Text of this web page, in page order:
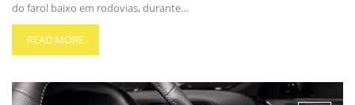
do farol baixo em rodovias, durante…
READ MORE